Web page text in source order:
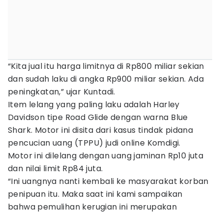
“Kita jual itu harga limitnya di Rp800 miliar sekian
dan sudah laku di angka Rp900 miliar sekian. Ada
peningkatan,” ujar Kuntadi.
Item lelang yang paling laku adalah Harley
Davidson tipe Road Glide dengan warna Blue
Shark. Motor ini disita dari kasus tindak pidana
pencucian uang (TPPU) judi online Komdigi.
Motor ini dilelang dengan uang jaminan Rp10 juta
dan nilai limit Rp84 juta.
“Ini uangnya nanti kembali ke masyarakat korban
penipuan itu. Maka saat ini kami sampaikan
bahwa pemulihan kerugian ini merupakan